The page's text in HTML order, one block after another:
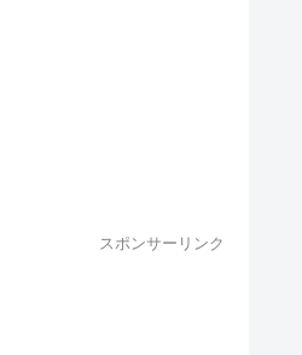
スポンサーリンク